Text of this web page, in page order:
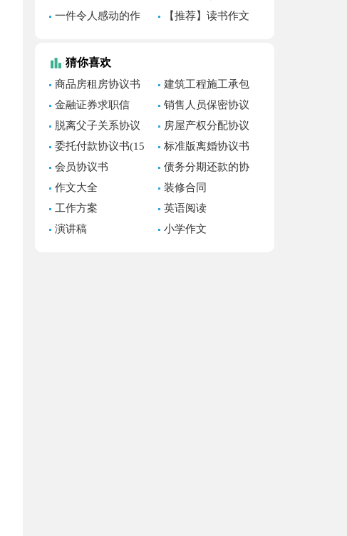
篇
合集7篇
一件令人感动的作
【推荐】读书作文
猜你喜欢
商品房租房协议书
11篇
建筑工程施工承包
合同(15篇)
金融证券求职信
销售人员保密协议
书
脱离父子关系协议
书(7篇)
房屋产权分配协议
书(集合7篇)
委托付款协议书(15
篇)
标准版离婚协议书
(15篇)
会员协议书
债务分期还款的协
议书
作文大全
装修合同
工作方案
英语阅读
演讲稿
小学作文